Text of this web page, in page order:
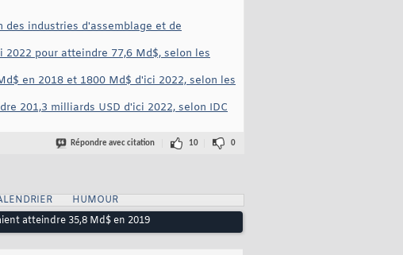
des industries d'assemblage et de
pour atteindre 77,6 Md$, selon les
en 2018 et 1800 Md$ d'ici 2022, selon les
201,3 milliards USD d'ici 2022, selon IDC
Répondre avec citation 10 0
HUMOUR
atteindre 35,8 Md$ en 2019